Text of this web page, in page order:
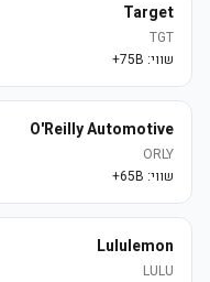
Target
TGT
שווי: 75B+
O'Reilly Automotive
ORLY
שווי: 65B+
Lululemon
LULU